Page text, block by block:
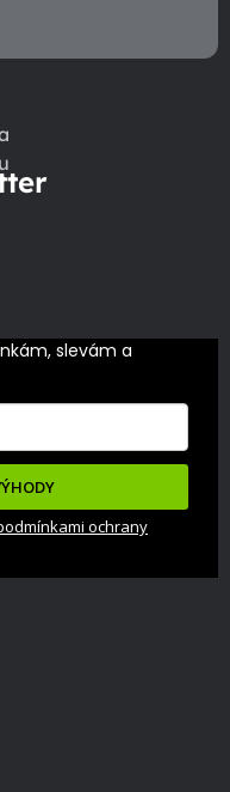
slevám a
ochrany